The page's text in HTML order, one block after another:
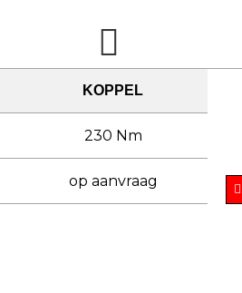
KOPPEL
230 Nm
op aanvraag